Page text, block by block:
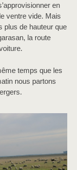
en
ventre vide. Mais
plus de hauteur que
la route
temps que les
nous partons